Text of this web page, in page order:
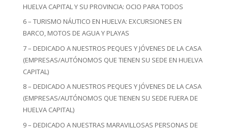
HUELVA CAPITAL Y SU PROVINCIA: OCIO PARA TODOS
6 – TURISMO NÁUTICO EN HUELVA: EXCURSIONES EN
BARCO, MOTOS DE AGUA Y PLAYAS
7 – DEDICADO A NUESTROS PEQUES Y JÓVENES DE LA CASA
(EMPRESAS/AUTÓNOMOS QUE TIENEN SU SEDE EN HUELVA
CAPITAL)
8 – DEDICADO A NUESTROS PEQUES Y JÓVENES DE LA CASA
(EMPRESAS/AUTÓNOMOS QUE TIENEN SU SEDE FUERA DE
HUELVA CAPITAL)
9 – DEDICADO A NUESTRAS MARAVILLOSAS PERSONAS DE